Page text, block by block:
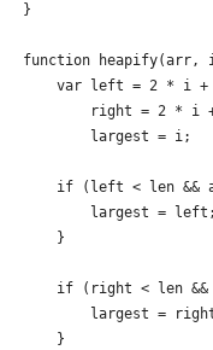
}
function
var left = 2 * i +
right = 2 * i
        largest = i;
if (left < len &&
        largest = left;
    }
if (right < len
largest =
    }